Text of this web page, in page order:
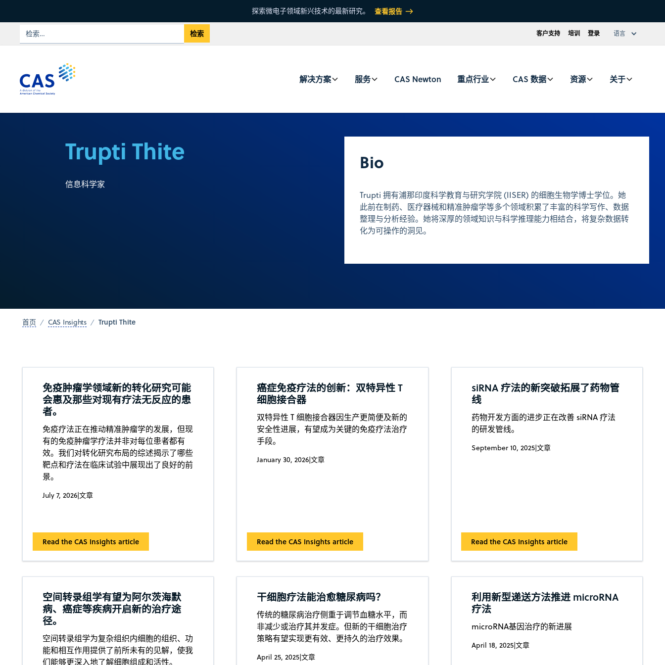
探索微电子领域新兴技术的最新研究。 查看报告
客户支持 培训 登录 语言
解决方案 服务 CAS Newton 重点行业 CAS 数据 资源 关于
Trupti Thite
信息科学家
Bio
Trupti 拥有浦那印度科学教育与研究学院 (IISER) 的细胞生物学博士学位。她
此前在制药、医疗器械和精准肿瘤学等多个领域积累了丰富的科学写作、数据
整理与分析经验。她将深厚的领域知识与科学推理能力相结合，将复杂数据转
化为可操作的洞见。
首页 CAS Insights Trupti Thite
免疫肿瘤学领域新的转化研究可能
会惠及那些对现有疗法无反应的患
者。
免疫疗法正在推动精准肿瘤学的发展，但现
有的免疫肿瘤学疗法并非对每位患者都有
效。我们对转化研究布局的综述揭示了哪些
靶点和疗法在临床试验中展现出了良好的前
景。
July 7, 2026|文章
Read the CAS Insights article
癌症免疫疗法的创新：双特异性 T
细胞接合器
双特异性 T 细胞接合器因生产更简便及新的
安全性进展，有望成为关键的免疫疗法治疗
手段。
January 30, 2026|文章
Read the CAS Insights article
siRNA 疗法的新突破拓展了药物管
线
药物开发方面的进步正在改善 siRNA 疗法
的研发管线。
September 10, 2025|文章
Read the CAS Insights article
空间转录组学有望为阿尔茨海默
病、癌症等疾病开启新的治疗途
径。
空间转录组学为复杂组织内细胞的组织、功
能和相互作用提供了前所未有的见解，使我
们能够更深入地了解细胞组成和活性。
干细胞疗法能治愈糖尿病吗？
传统的糖尿病治疗侧重于调节血糖水平，而
非减少或治疗其并发症。但新的干细胞治疗
策略有望实现更有效、更持久的治疗效果。
April 25, 2025|文章
利用新型递送方法推进 microRNA
疗法
microRNA基因治疗的新进展
April 18, 2025|文章